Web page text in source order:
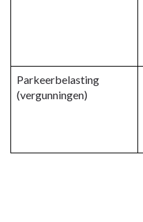
Parkeerbelasting
(vergunningen)